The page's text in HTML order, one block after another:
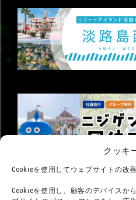
クッキ
Cookieを使用してウェブサイトの改
Cookieを使用し、顧客のデバイスか
©臼井儀人／双葉社・シンエイ
©岸本斉史 スコット／集英